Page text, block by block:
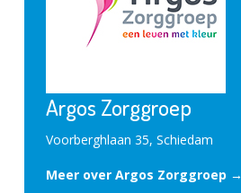
Argos Zorggroep
Voorberghlaan 35, Schiedam
Meer over Argos Zorggroep →